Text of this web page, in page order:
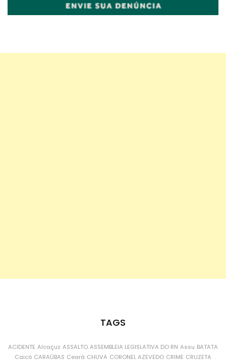
TAGS
ACIDENTE Alcaçuz ASSALTO ASSEMBLEIA LEGISLATIVA DO RN Assu BATATA
Caicó CARAÚBAS Ceará CHUVA CORONEL AZEVEDO CRIME CRUZETA